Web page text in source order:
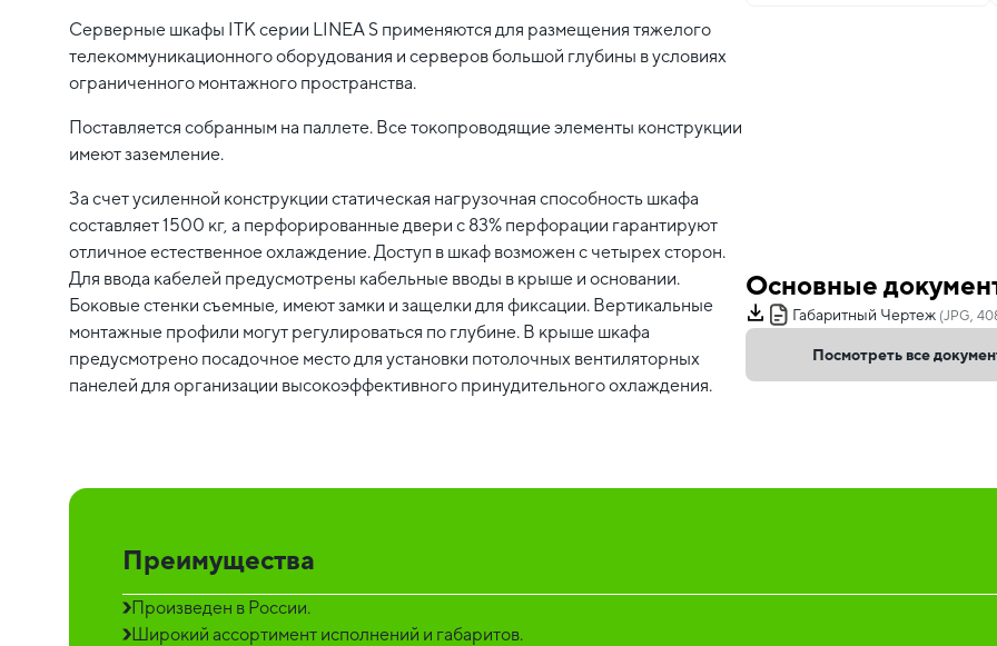
Серверные шкафы ITK серии LINEA S применяются для размещения тяжелого
телекоммуникационного оборудования и серверов большой глубины в условиях
ограниченного монтажного пространства.
Поставляется собранным на паллете. Все токопроводящие элементы конструкции
имеют заземление.
За счет усиленной конструкции статическая нагрузочная способность шкафа
составляет 1500 кг, а перфорированные двери с 83% перфорации гарантируют
отличное естественное охлаждение. Доступ в шкаф возможен с четырех сторон.
Для ввода кабелей предусмотрены кабельные вводы в крыше и основании.
Боковые стенки съемные, имеют замки и защелки для фиксации. Вертикальные
монтажные профили могут регулироваться по глубине. В крыше шкафа
предусмотрено посадочное место для установки потолочных вентиляторных
панелей для организации высокоэффективного принудительного охлаждения.
Основные
Габаритный Чертеж (JPG,
Посмотреть все
Преимущества
Произведен в России.
Широкий ассортимент исполнений и габаритов.